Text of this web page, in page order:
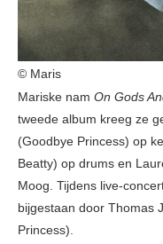
© Maris
Mariske nam On Gods
tweede album kreeg ze
(Goodbye Princess) op
Beatty) op drums en
Moog. Tijdens live-
bijgestaan door Thomas
Princess).